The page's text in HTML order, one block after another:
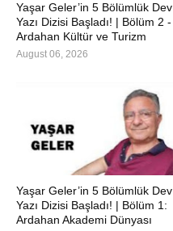
Yaşar Geler’in 5 Bölümlük Dev
Yazı Dizisi Başladı! | Bölüm 2 -
Ardahan Kültür ve Turizm
August 06, 2026
Yaşar Geler’in 5 Bölümlük Dev
Yazı Dizisi Başladı! | Bölüm 1:
Ardahan Akademi Dünyası